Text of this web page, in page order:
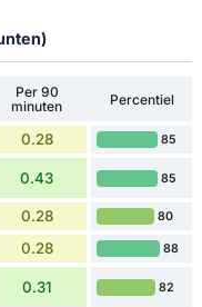
Per 90
minuten
Percentiel
0.28 85
0.43 85
0.28 80
0.28 88
0.31 82